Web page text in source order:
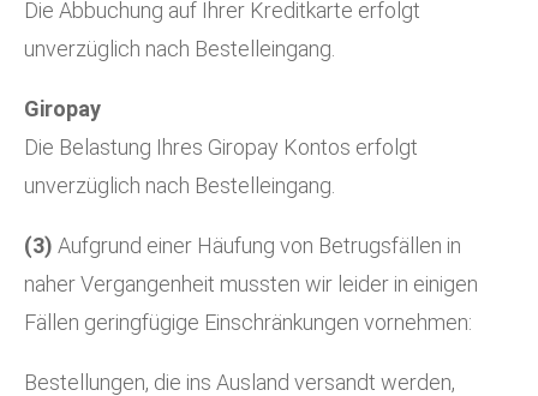
Die Abbuchung auf Ihrer Kreditkarte erfolgt
unverzüglich nach Bestelleingang.
Giropay
Die Belastung Ihres Giropay Kontos erfolgt
unverzüglich nach Bestelleingang.
(3) Aufgrund einer Häufung von Betrugsfällen in
naher Vergangenheit mussten wir leider in einigen
Fällen geringfügige Einschränkungen vornehmen:
Bestellungen, die ins Ausland versandt werden,